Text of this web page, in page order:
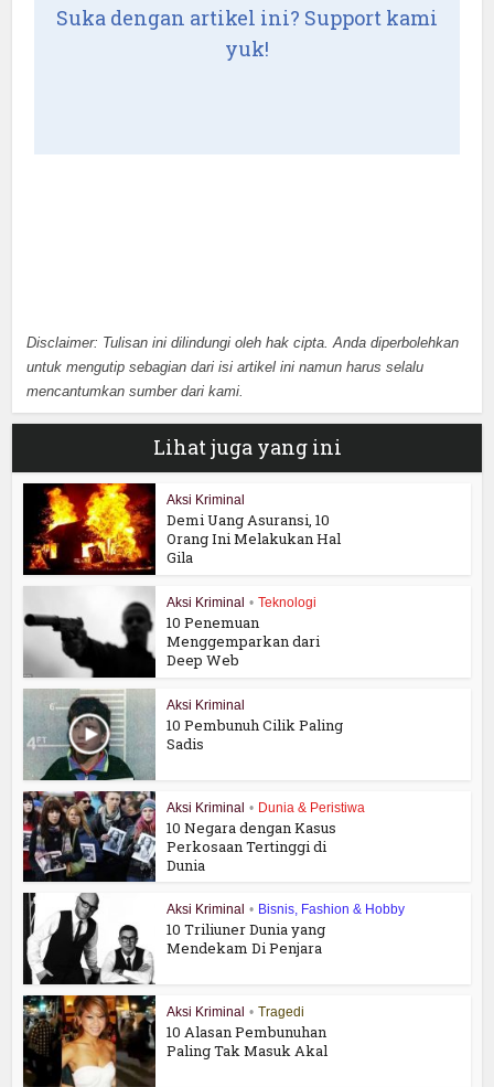
Suka dengan artikel ini? Support kami
yuk!
Disclaimer: Tulisan ini dilindungi oleh hak cipta. Anda diperbolehkan
untuk mengutip sebagian dari isi artikel ini namun harus selalu
mencantumkan sumber dari kami.
Lihat juga yang ini
Aksi Kriminal
Demi Uang Asuransi, 10
Orang Ini Melakukan Hal
Gila
Aksi Kriminal • Teknologi
10 Penemuan
Menggemparkan dari
Deep Web
Aksi Kriminal
10 Pembunuh Cilik Paling
Sadis
Aksi Kriminal • Dunia & Peristiwa
10 Negara dengan Kasus
Perkosaan Tertinggi di
Dunia
Aksi Kriminal • Bisnis, Fashion & Hobby
10 Triliuner Dunia yang
Mendekam Di Penjara
Aksi Kriminal • Tragedi
10 Alasan Pembunuhan
Paling Tak Masuk Akal